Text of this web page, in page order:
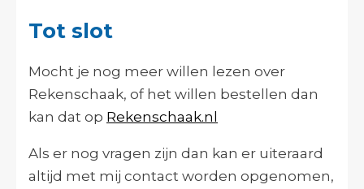
Tot slot
Mocht je nog meer willen lezen over
Rekenschaak, of het willen bestellen dan
kan dat op Rekenschaak.nl
Als er nog vragen zijn dan kan er uiteraard
altijd met mij contact worden opgenomen,